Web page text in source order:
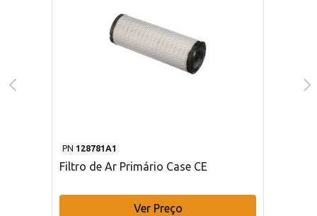
PN 128781A1
Filtro de Ar Primário Case CE
Ver Preço